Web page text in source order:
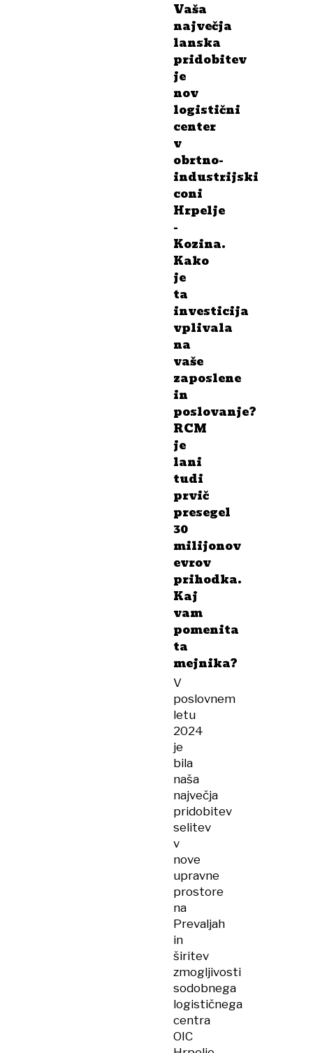
Vaša
največja
lanska
pridobitev
je
nov
logistični
center
v
obrtno-
industrijski
coni
Hrpelje
-
Kozina.
Kako
je
ta
investicija
vplivala
na
vaše
zaposlene
in
poslovanje?
RCM
je
lani
tudi
prvič
presegel
30
milijonov
evrov
prihodka.
Kaj
vam
pomenita
ta
mejnika?
V
poslovnem
letu
2024
je
bila
naša
največja
pridobitev
selitev
v
nove
upravne
prostore
na
Prevaljah
in
širitev
zmogljivosti
sodobnega
logističnega
centra
OIC